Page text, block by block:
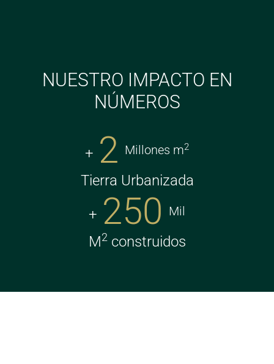
NUESTRO IMPACTO EN
NÚMEROS
2 Millones m2
Tierra Urbanizada
250 Mil
M2construidos